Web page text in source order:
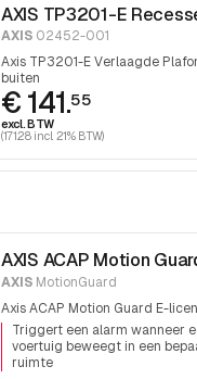
AXIS TP3201-E
AXIS 02452-001
Axis TP3201-E Verlaagde
buiten
€ 141.55
excl. BTW
(171.28 incl. 21% BTW)
AXIS ACAP Motion
AXIS MotionGuard
Axis ACAP Motion Guard E-
Triggert een alarm wanneer
voertuig beweegt in een
ruimte